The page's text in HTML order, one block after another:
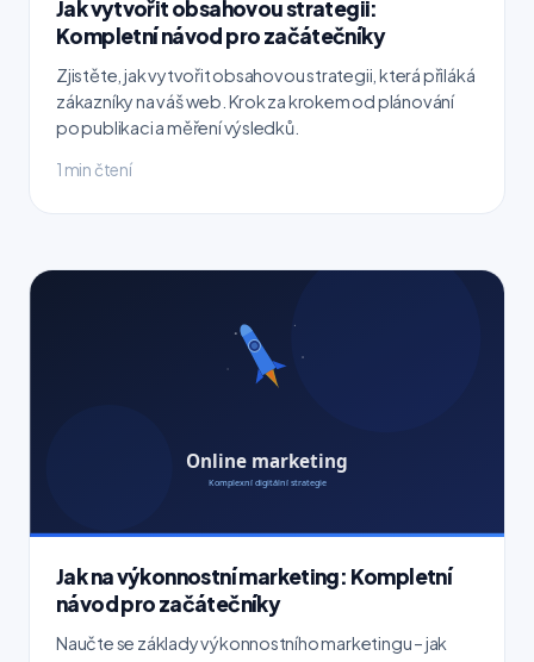
Jak vytvořit obsahovou strategii:
Kompletní návod pro začátečníky
Zjistěte, jak vytvořit obsahovou strategii, která přiláká
zákazníky na váš web. Krok za krokem od plánování
po publikaci a měření výsledků.
1 min čtení
Jak na výkonnostní marketing: Kompletní
návod pro začátečníky
Naučte se základy výkonnostního marketingu – jak